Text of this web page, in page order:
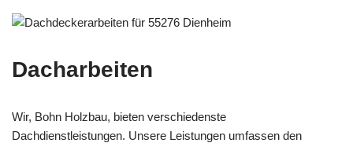
Dacharbeiten
Wir, Bohn Holzbau, bieten verschiedenste
Dachdienstleistungen. Unsere Leistungen umfassen den